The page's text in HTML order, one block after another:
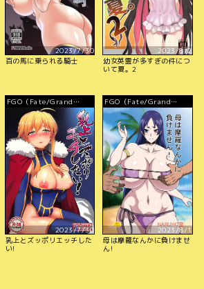
2023/7/30
百の馬に乗られる騎士
2023/8/2
幼女英霊が多すぎの件につ
いて夏。2
FGO（Fate/Grand
Order）
2023/7/30
乳上とズッポリエッチした
い!
FGO（Fate/Grand
Order）
2023/8/1
母は摩羅なんかに負けませ
ん!